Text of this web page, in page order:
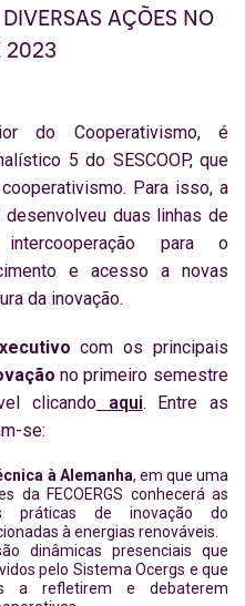
ações no
do Cooperativismo, é
5 do SESCOOP, que
Para isso, a
desenvolveu duas linhas de
para o
e acesso a novas
da inovação.
com os principais
no primeiro semestre
clicando
aqui. Entre as
se:
à Alemanha, em que uma
da FECOERGS conhecerá as
práticas de inovação do
à energias renováveis.
dinâmicas presenciais que
pelo Sistema Ocergs e que
a refletirem e debaterem